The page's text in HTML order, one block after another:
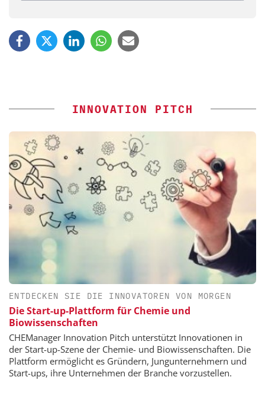
INNOVATION PITCH
ENTDECKEN SIE DIE INNOVATOREN VON MORGEN
Die Start-up-Plattform für Chemie und
Biowissenschaften
CHEManager Innovation Pitch unterstützt Innovationen in
der Start-up-Szene der Chemie- und Biowissenschaften. Die
Plattform ermöglicht es Gründern, Jungunternehmern und
Start-ups, ihre Unternehmen der Branche vorzustellen.